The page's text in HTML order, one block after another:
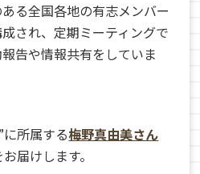
る全国各地の有志メンバー
され、定期ミーティングで
告や情報共有をしていま
所属する梅野真由美さん
届けします。